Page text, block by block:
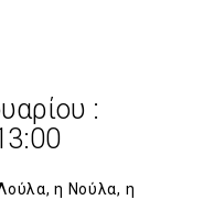
:
η Νούλα, η